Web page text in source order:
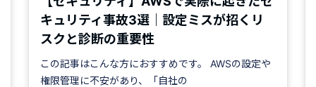
キュリティ事故3選｜設定ミスが招くリ
スクと診断の重要性
この記事はこんな方におすすめです。 AWSの設定や
権限管理に不安があり、「自社の